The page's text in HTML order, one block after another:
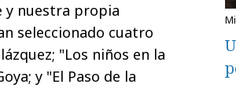
y nuestra propia
seleccionado cuatro
"Los niños en la
y "El Paso de la